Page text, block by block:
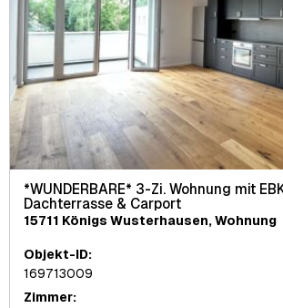
*WUNDERBARE* 3-Zi. Wohnung mit
Dachterrasse & Carport
15711 Königs Wusterhausen, Wohnung
Objekt-ID:
169713009
Zimmer: